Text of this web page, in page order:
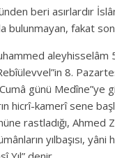
beri asırlardır
bulunmayan, fakat
aleyhisselâm
8.
günü Medîne”ye
hicrî-kamerî sene
rastladığı, Ahmed
yılbaşısı,